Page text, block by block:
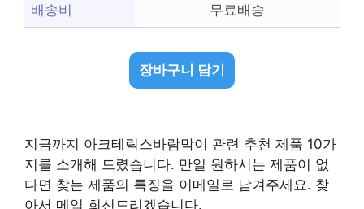
배송비 무료배송
장바구니 담기
지금까지 아크테릭스바람막이 관련 추천 제품 10가
지를 소개해 드렸습니다. 만일 원하시는 제품이 없
다면 찾는 제품의 특징을 이메일로 남겨주세요. 찾
아서 메일 회신드리겠습니다.